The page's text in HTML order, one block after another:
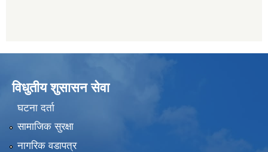
विधुतीय शुसासन सेवा
घटना दर्ता
सामाजिक सुरक्षा
नागरिक वडापत्र